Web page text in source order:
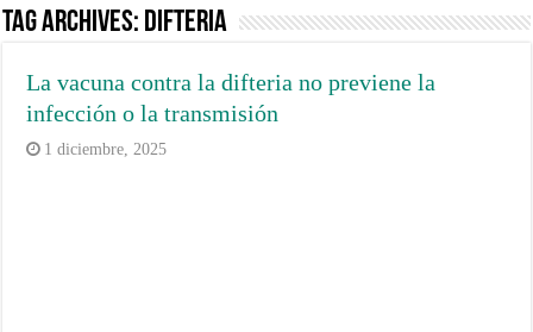
Tag Archives: difteria
La vacuna contra la difteria no previene la
infección o la transmisión
1 diciembre, 2025